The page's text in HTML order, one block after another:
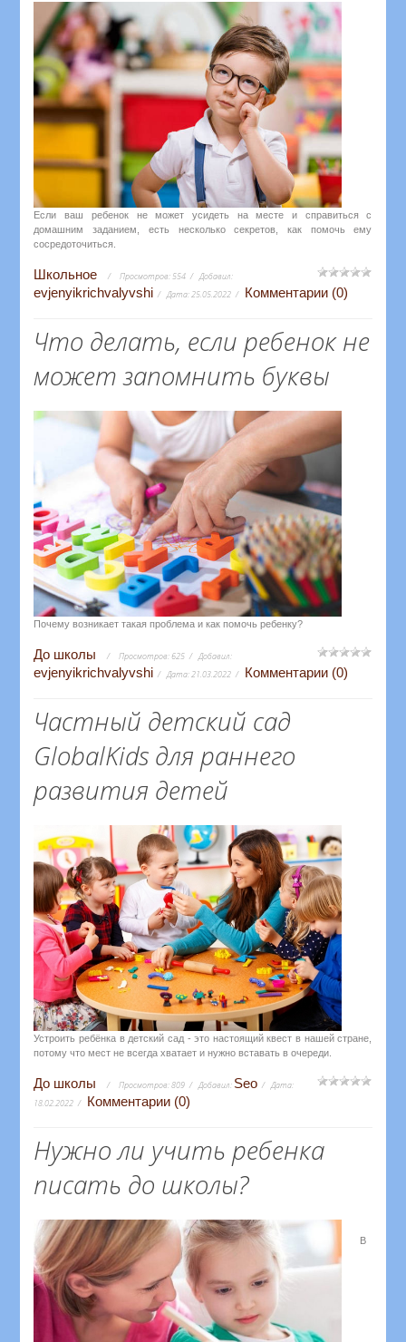
Если ваш ребенок не может усидеть на месте и справиться с
домашним заданием, есть несколько секретов, как помочь ему
сосредоточиться.
Школьное Просмотров:554 Добавил:
evjenyikrichvalyvshi Дата:25.05.2022 Комментарии (0)
Что делать, если ребенок не
может запомнить буквы
Почему возникает такая проблема и как помочь ребенку?
До школы Просмотров: 625 Добавил:
evjenyikrichvalyvshi Дата:21.03.2022 Комментарии (0)
Частный детский сад
GlobalKids для раннего
развития детей
Устроить ребёнка в детский сад - это настоящий квест в нашей стране,
потому что мест не всегда хватает и нужно вставать в очереди.
До школы Просмотров:809 Добавил: Seo
Дата:
18.02.2022
Комментарии (0)
Нужно ли учить ребенка
писать до школы?
В